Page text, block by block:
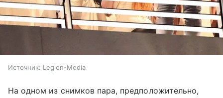
Источник: Legion-Media
На одном из снимков пара, предположительно,